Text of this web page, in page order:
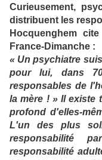
Curieusement,
distribuent les
Hocquenghem
France-Dimanche :
« Un psychiatre
pour lui, dans
responsables de
la mère ! » Il existe
profond d'elles-
L'un des plus
responsabilité
responsabilité